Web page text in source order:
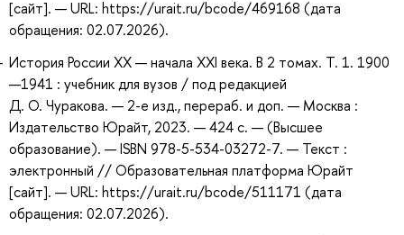
[сайт]. — URL: https://urait.ru/bcode/469168 (дата
обращения: 02.07.2026).
История России XX — начала XXI века. В 2 томах. Т. 1. 1900
—1941 : учебник для вузов / под редакцией
Д. О. Чуракова. — 2-е изд., перераб. и доп. — Москва :
Издательство Юрайт, 2023. — 424 с. — (Высшее
образование). — ISBN 978-5-534-03272-7. — Текст :
электронный // Образовательная платформа Юрайт
[сайт]. — URL: https://urait.ru/bcode/511171 (дата
обращения: 02.07.2026).